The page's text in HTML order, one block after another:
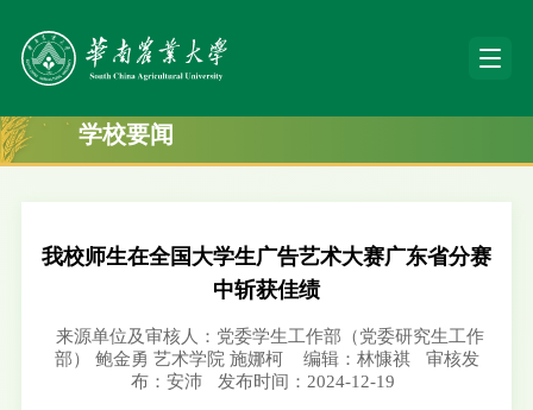
学校要闻
我校师生在全国大学生广告艺术大赛广东省分赛
中斩获佳绩
来源单位及审核人：党委学生工作部（党委研究生工作
部） 鲍金勇 艺术学院 施娜柯
编辑：林慷祺
审核发
布：安沛
发布时间：2024-12-19